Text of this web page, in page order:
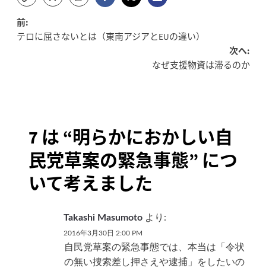
投
ー
シ
ョ
前:
テロに屈さないとは（東南アジアとEUの違い）
次へ:
なぜ支援物資は滞るのか
7 は “明らかにおかしい自
民党草案の緊急事態” につ
いて考えました
Takashi Masumoto より:
2016年3月30日 2:00 PM
自民党草案の緊急事態では、本当は「令状
の無い捜索差し押さえや逮捕」をしたいの